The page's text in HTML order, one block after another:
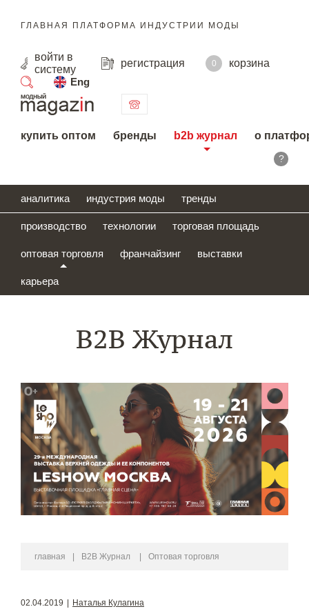
ГЛАВНАЯ ПЛАТФОРМА ИНДУСТРИИ МОДЫ
войти в
систему
регистрация 0
корзина
Eng
поиск
купить оптом бренды b2b журнал о
?
аналитика индустрия моды тренды
производство технологии торговая площадь
оптовая торговля франчайзинг выставки
карьера
B2B Журнал
главная B2B Журнал Оптовая торговля
02.04.2019 Наталья Кулагина